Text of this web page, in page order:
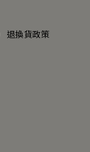
退換貨政策